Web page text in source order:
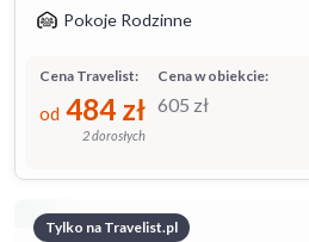
Pokoje Rodzinne
Cena w obiekcie:
605 zł
Cena Travelist:
od 484 zł
2 dorosłych
Tylko na Travelist.pl